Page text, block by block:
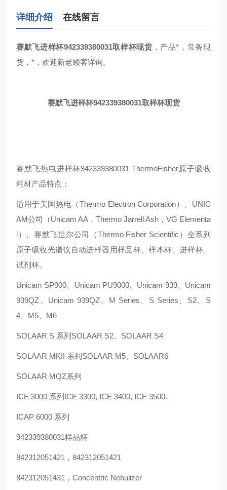
详细介绍 在线留言
赛默飞进样杯942339380031取样杯现货，产品*，常备现
货，*，欢迎新老顾客详询。
赛默飞进样杯942339380031取样杯现货
赛默飞热电进样杯942339380031 ThermoFisher原子吸收
耗材产品特点：
适用于美国热电（Thermo Electron Corporation）、UNIC
AM公司（Unicam AA，Thermo Jarrell Ash，VG Elementa
l）、赛默飞世尔公司（Thermo Fisher Scientific）全系列
原子吸收光谱仪自动进样器用样品杯、样本杯、进样杯、
试剂杯。
Unicam SP900、Unicam PU9000、Unicam 939、Unicam
939QZ、Unicam 939QZ、M Series、S Series、S2、S
4、M5、M6
SOLAAR S 系列SOLAAR S2、SOLAAR S4
SOLAAR MKII 系列SOLAAR M5、SOLAAR6
SOLAAR MQZ系列
ICE 3000 系列ICE 3300, ICE 3400, ICE 3500.
ICAP 6000 系列
942339380031样品杯
842312051421，842312051421
842312051431，Concentric Nebulizer